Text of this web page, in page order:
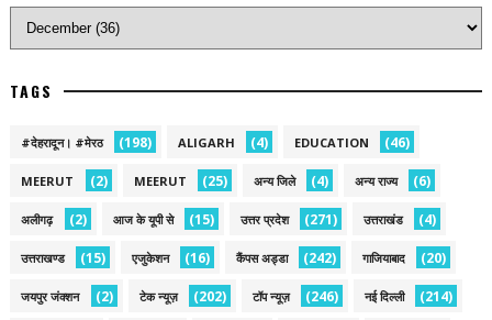
TAGS
#देहरादून। #मेरठ (198) ALIGARH (4) EDUCATION (46)
MEERUT (2) MEERUT (25) अन्य जिले (4) अन्य राज्य (6)
अलीगढ़ (2) आज के यूपी से (15) उत्तर प्रदेश (271) उत्तराखंड (4)
उत्तराखण्ड (15) एजुकेशन (16) कैंपस अड्डा (242) गाजियाबाद (20)
जयपुर जंक्शन (2) टेक न्यूज़ (202) टॉप न्यूज़ (246) नई द‍िल्ली (214)